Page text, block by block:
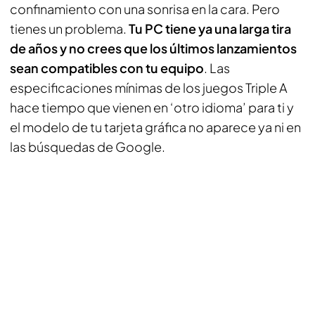
confinamiento con una sonrisa en la cara. Pero
tienes un problema. Tu PC tiene ya una larga tira
de años y no crees que los últimos lanzamientos
sean compatibles con tu equipo. Las
especificaciones mínimas de los juegos Triple A
hace tiempo que vienen en ‘otro idioma’ para ti y
el modelo de tu tarjeta gráfica no aparece ya ni en
las búsquedas de Google.